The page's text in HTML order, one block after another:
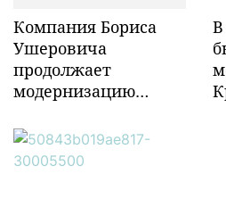
Компания Бориса
Ушеровича
продолжает
модернизацию
инфраструктуры в
Забайкалье
В